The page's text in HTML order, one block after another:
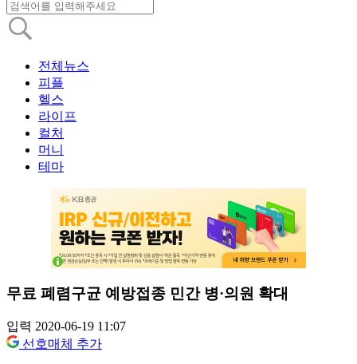
전체뉴스
피플
헬스
라이프
컬처
머니
테마
무료 폐렴구균 예방접종 민간 병·의원 확대
입력 2020-06-19 11:07
선호매체 추가